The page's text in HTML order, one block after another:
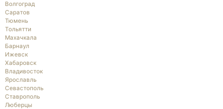
Волгоград
Саратов
Тюмень
Тольятти
Махачкала
Барнаул
Ижевск
Хабаровск
Владивосток
Ярославль
Севастополь
Ставрополь
Люберцы